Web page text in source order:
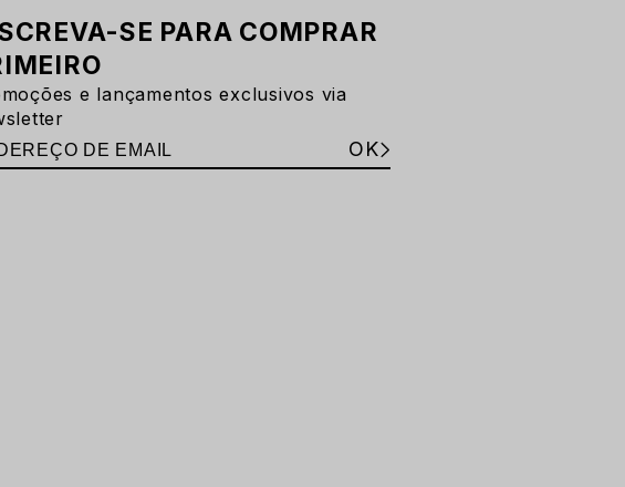
SE PARA COMPRAR
e lançamentos exclusivos via
OK